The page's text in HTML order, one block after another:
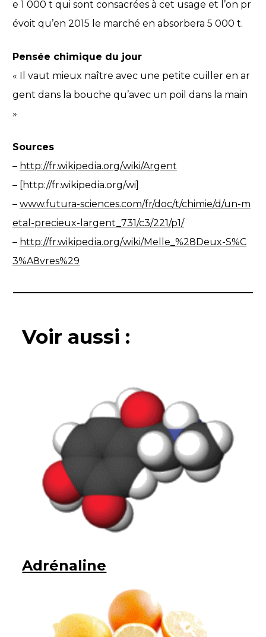
e 1 000 t qui sont consacrées à cet usage et l’on pr
évoit qu’en 2015 le marché en absorbera 5 000 t.
Pensée chimique du jour
« Il vaut mieux naître avec une petite cuiller en ar
gent dans la bouche qu’avec un poil dans la main
»
Sources
– http://fr.wikipedia.org/wiki/Argent
– [http://fr.wikipedia.org/wi]
– www.futura-sciences.com/fr/doc/t/chimie/d/un-m
etal-precieux-largent_731/c3/221/p1/
– http://fr.wikipedia.org/wiki/Melle_%28Deux-S%C
3%A8vres%29
Voir aussi :
Adrénaline